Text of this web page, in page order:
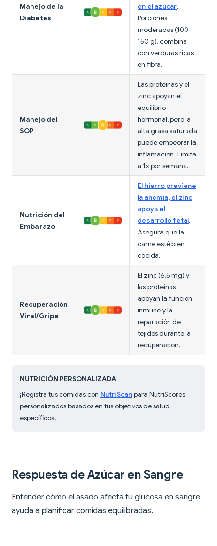
Manejo de la
Diabetes
en el azúcar.
Porciones
moderadas (100-
150 g), combina
con verduras ricas
en fibra.
Manejo del
SOP
Las proteínas y el
zinc apoyan el
equilibrio
hormonal, pero la
alta grasa saturada
puede empeorar la
inflamación. Limita
a 1x por semana.
Nutrición del
Embarazo
El hierro previene
la anemia, el zinc
apoya el
desarrollo fetal.
Asegura que la
carne esté bien
cocida.
Recuperación
Viral/Gripe
El zinc (6,5 mg) y
las proteínas
apoyan la función
inmune y la
reparación de
tejidos durante la
recuperación.
NUTRICIÓN PERSONALIZADA
¡Registra tus comidas con NutriScanpara NutriScores
personalizados basados en tus objetivos de salud
específicos!
Respuesta de Azúcar en Sangre
Entender cómo el asado afecta tu glucosa en sangre
ayuda a planificar comidas equilibradas.